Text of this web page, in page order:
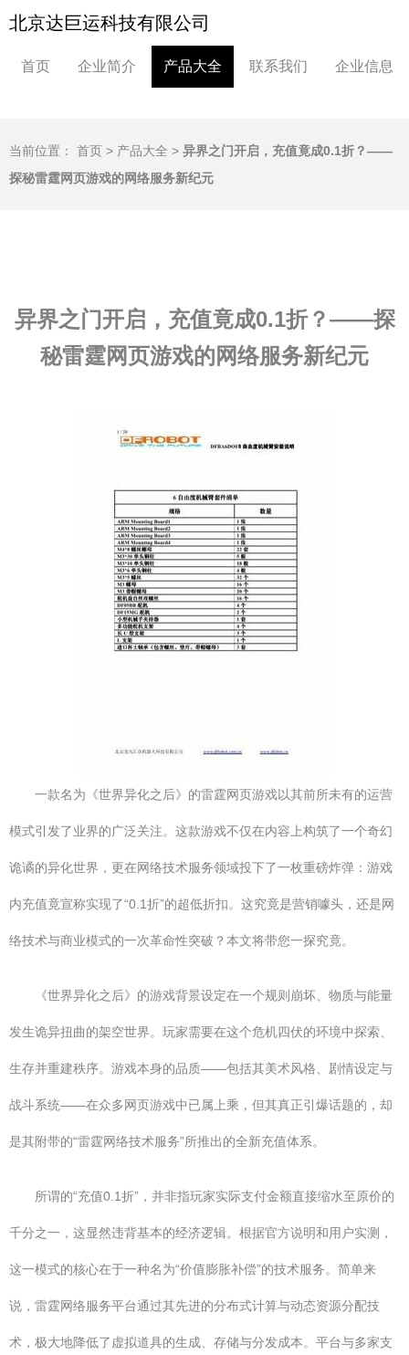
北京达巨运科技有限公司
首页 企业简介 产品大全 联系我们 企业信息
当前位置： 首页 > 产品大全 > 异界之门开启，充值竟成0.1折？——
探秘雷霆网页游戏的网络服务新纪元
异界之门开启，充值竟成0.1折？——探
秘雷霆网页游戏的网络服务新纪元
一款名为《世界异化之后》的雷霆网页游戏以其前所未有的运营
模式引发了业界的广泛关注。这款游戏不仅在内容上构筑了一个奇幻
诡谲的异化世界，更在网络技术服务领域投下了一枚重磅炸弹：游戏
内充值竟宣称实现了“0.1折”的超低折扣。这究竟是营销噱头，还是网
络技术与商业模式的一次革命性突破？本文将带您一探究竟。
《世界异化之后》的游戏背景设定在一个规则崩坏、物质与能量
发生诡异扭曲的架空世界。玩家需要在这个危机四伏的环境中探索、
生存并重建秩序。游戏本身的品质——包括其美术风格、剧情设定与
战斗系统——在众多网页游戏中已属上乘，但其真正引爆话题的，却
是其附带的“雷霆网络技术服务”所推出的全新充值体系。
所谓的“充值0.1折”，并非指玩家实际支付金额直接缩水至原价的
千分之一，这显然违背基本的经济逻辑。根据官方说明和用户实测，
这一模式的核心在于一种名为“价值膨胀补偿”的技术服务。简单来
说，雷霆网络服务平台通过其先进的分布式计算与动态资源分配技
术，极大地降低了虚拟道具的生成、存储与分发成本。平台与多家支